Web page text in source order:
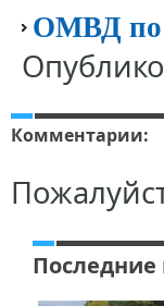
ОМВД по
Комментарии:
Последние